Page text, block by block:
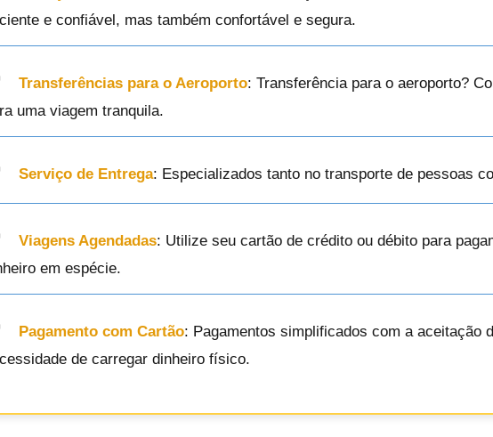
e confiável, mas também confortável e segura.
Transferências para o Aeroporto: Transferência para o aeroporto?
uma viagem tranquila.
Serviço de Entrega: Especializados tanto no transporte de pessoas
Viagens Agendadas: Utilize seu cartão de crédito ou débito para
em espécie.
Pagamento com Cartão: Pagamentos simplificados com a aceitação
de carregar dinheiro físico.